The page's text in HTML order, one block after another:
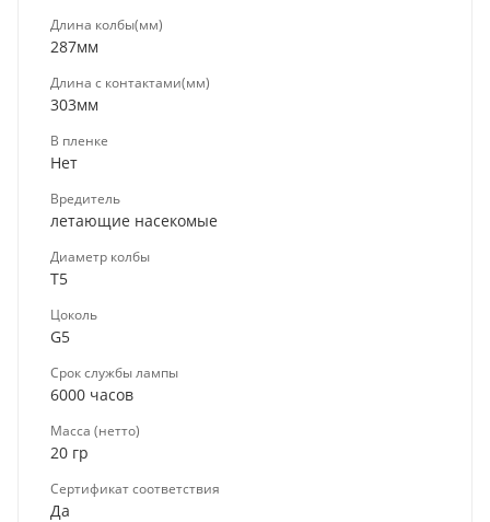
Длина колбы(мм)
287мм
Длина с контактами(мм)
303мм
В пленке
Нет
Вредитель
летающие насекомые
Диаметр колбы
Т5
Цоколь
G5
Срок службы лампы
6000 часов
Масса (нетто)
20 гр
Сертификат соответствия
Да